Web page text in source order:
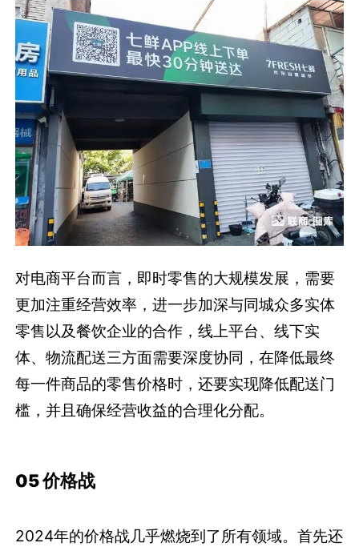
对电商平台而言，即时零售的大规模发展，需要
更加注重经营效率，进一步加深与同城众多实体
零售以及餐饮企业的合作，线上平台、线下实
体、物流配送三方面需要深度协同，在降低最终
每一件商品的零售价格时，还要实现降低配送门
槛，并且确保经营收益的合理化分配。
05 价格战
2024年的价格战几乎燃烧到了所有领域。首先还